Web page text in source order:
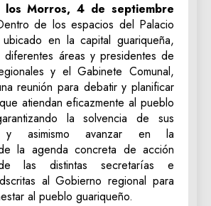
los Morros, 4 de septiembre
de los espacios del Palacio
en la capital guariqueña,
diferentes áreas y presidentes de
y el Gabinete Comunal,
reunión para debatir y planificar
atiendan eficazmente al pueblo
la solvencia de sus
y asimismo avanzar en la
la agenda concreta de acción
las distintas secretarías e
al Gobierno regional para
al pueblo guariqueño.